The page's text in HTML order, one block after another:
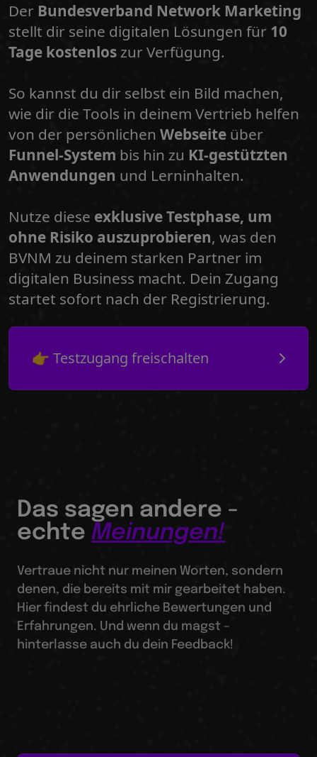
Der Bundesverband Network Marketing
stellt dir seine digitalen Lösungen für 10
Tage kostenlos zur Verfügung.
So kannst du dir selbst ein Bild machen,
wie dir die Tools in deinem Vertrieb helfen
von der persönlichen Webseite über
Funnel-System bis hin zu KI-gestützten
Anwendungen und Lerninhalten.
Nutze diese exklusive Testphase, um
ohne Risiko auszuprobieren, was den
BVNM zu deinem starken Partner im
digitalen Business macht. Dein Zugang
startet sofort nach der Registrierung.
👉 Testzugang freischalten
Das sagen andere -
echte Meinungen!
Vertraue nicht nur meinen Worten, sondern
denen, die bereits mit mir gearbeitet haben.
Hier findest du ehrliche Bewertungen und
Erfahrungen. Und wenn du magst –
hinterlasse auch du dein Feedback!